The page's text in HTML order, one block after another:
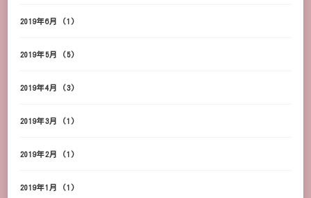
2019年6月 (1)
2019年5月 (5)
2019年4月 (3)
2019年3月 (1)
2019年2月 (1)
2019年1月 (1)